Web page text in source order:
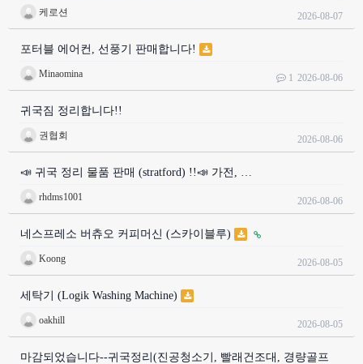
케로션 2026-08-07
포터블 에어컨, 선풍기 판매합니다!
Minaomina 1 2026-08-06
귀국짐 정리합니다!!
권협회 2026-08-06
📣 귀국 정리 물품 판매 (stratford) !!📣 가전, …
rhdms1001 2026-08-06
네스프레소 버츄오 커피머신 (스카이블루)
Koong 2026-08-05
세탁기 (Logik Washing Machine)
oakhill 2026-08-05
마감되었습니다--귀국정리(진공청소기, 빨래건조대, 경량골프